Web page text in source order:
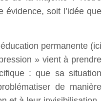
soit l’idée que
permanente (ici
» vient à prendre
: que sa situation
de manière